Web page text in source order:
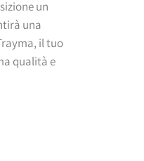
un
una
il tuo
qualità e